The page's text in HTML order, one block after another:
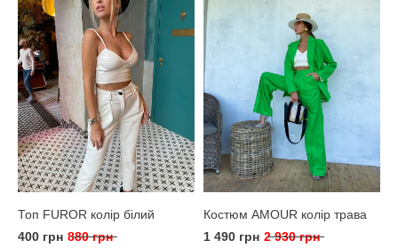
Топ FUROR колір білий
400 грн 880 грн
Костюм AMOUR колір трава
1 490 грн 2 930 грн